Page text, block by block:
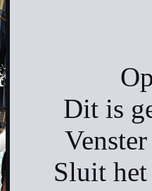
Dit is
Sluit